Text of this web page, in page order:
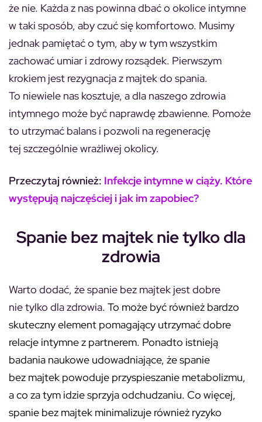
że nie. Każda z nas powinna dbać o okolice intymne
w taki sposób, aby czuć się komfortowo. Musimy
jednak pamiętać o tym, aby w tym wszystkim
zachować umiar i zdrowy rozsądek. Pierwszym
krokiem jest rezygnacja z majtek do spania.
To niewiele nas kosztuje, a dla naszego zdrowia
intymnego może być naprawdę zbawienne. Pomoże
to utrzymać balans i pozwoli na regenerację
tej szczególnie wrażliwej okolicy.
Przeczytaj również: Infekcje intymne w ciąży. Które
występują najczęściej i jak im zapobiec?
Spanie bez majtek nie tylko dla
zdrowia
Warto dodać, że spanie bez majtek jest dobre
nie tylko dla zdrowia. To może być również bardzo
skuteczny element pomagający utrzymać dobre
relacje intymne z partnerem. Ponadto istnieją
badania naukowe udowadniające, że spanie
bez majtek powoduje przyspieszanie metabolizmu,
a co za tym idzie sprzyja odchudzaniu. Co więcej,
spanie bez majtek minimalizuje również ryzyko